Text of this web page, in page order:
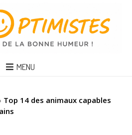
MENU
› Top 14 des animaux capables